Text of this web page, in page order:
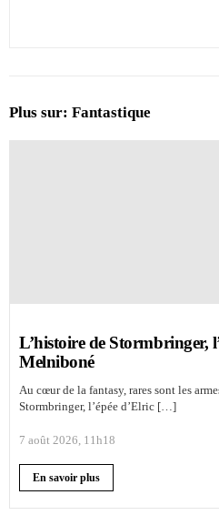
Plus sur: Fantastique
L’histoire de Stormbringer,
Melniboné
Au cœur de la fantasy, rares sont les
Stormbringer, l’épée d’Elric […]
7 août 2026, 11h18
En savoir plus